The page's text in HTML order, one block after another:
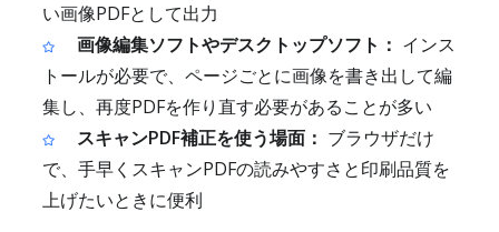
い画像PDFとして出力
画像編集ソフトやデスクトップソフト： インス
トールが必要で、ページごとに画像を書き出して編
集し、再度PDFを作り直す必要があることが多い
スキャンPDF補正を使う場面： ブラウザだけ
で、手早くスキャンPDFの読みやすさと印刷品質を
上げたいときに便利